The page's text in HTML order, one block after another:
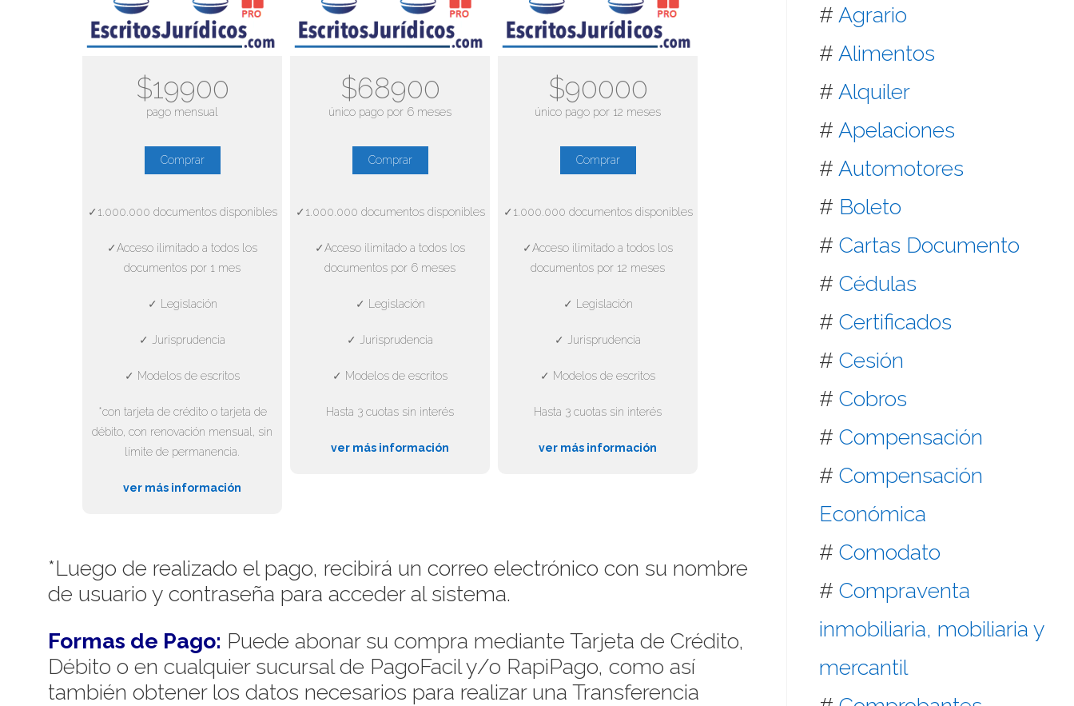
$19900
pago mensual
Comprar
✓1.000.000 documentos disponibles
✓Acceso ilimitado a todos los
documentos por 1 mes
✓ Legislación
✓ Jurisprudencia
✓ Modelos de escritos
*con tarjeta de crédito o tarjeta de
débito, con renovación mensual, sin
límite de permanencia.
ver más información
$68900
único pago por 6 meses
Comprar
✓1.000.000 documentos disponibles
✓Acceso ilimitado a todos los
documentos por 6 meses
✓ Legislación
✓ Jurisprudencia
✓ Modelos de escritos
Hasta 3 cuotas sin interés
ver más información
$90000
único pago por 12 meses
Comprar
✓1.000.000 documentos disponibles
✓Acceso ilimitado a todos los
documentos por 12 meses
✓ Legislación
✓ Jurisprudencia
✓ Modelos de escritos
Hasta 3 cuotas sin interés
ver más información
*Luego de realizado el pago, recibirá un correo electrónico con su nombre
de usuario y contraseña para acceder al sistema.
Formas de Pago: Puede abonar su compra mediante Tarjeta de Crédito,
Débito o en cualquier sucursal de PagoFacil y/o RapiPago, como así
también obtener los datos necesarios para realizar una Transferencia
# Agrario
# Alimentos
# Alquiler
# Apelaciones
# Automotores
# Boleto
#Cartas Documento
#Cédulas
#Certificados
#Cesión
#Cobros
#Compensación
#Compensación
Económica
#Comodato
#Compraventa
inmobiliaria, mobiliaria y
mercantil